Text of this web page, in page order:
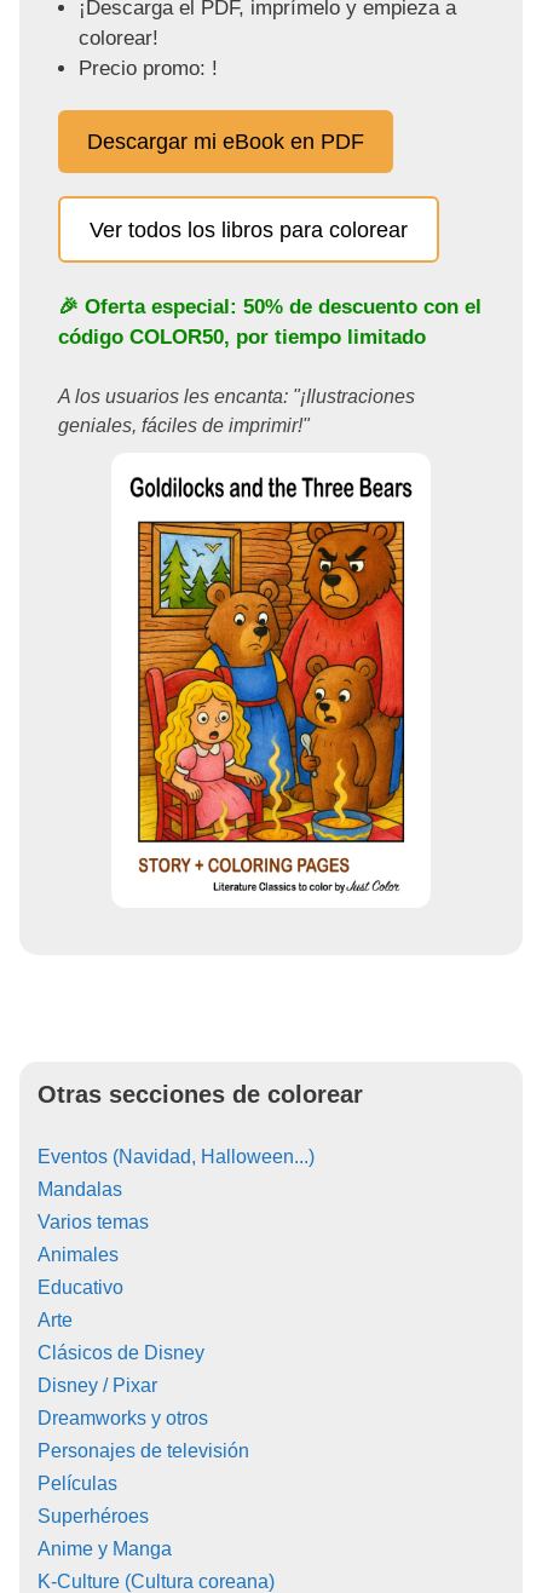
¡Descarga el PDF, imprímelo y empieza a
colorear!
Precio promo: !
Descargar mi eBook en PDF
Ver todos los libros para colorear
🎉 Oferta especial: 50% de descuento con el
código COLOR50, por tiempo limitado
A los usuarios les encanta: "¡Ilustraciones
geniales, fáciles de imprimir!"
Otras secciones de colorear
Eventos (Navidad, Halloween...)
Mandalas
Varios temas
Animales
Educativo
Arte
Clásicos de Disney
Disney / Pixar
Dreamworks y otros
Personajes de televisión
Películas
Superhéroes
Anime y Manga
K-Culture (Cultura coreana)